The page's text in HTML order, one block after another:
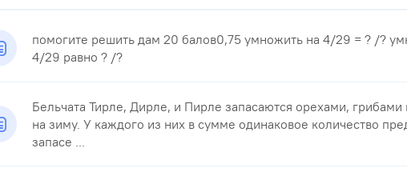
помогите решить дам 20 балов0,75 умножить на 4/29 = ? /?
4/29 равно ? /?
Бельчата Тирле, Дирле, и Пирле запасаются орехами, грибами
на зиму. У каждого из них в сумме одинаковое количество
запасе ...